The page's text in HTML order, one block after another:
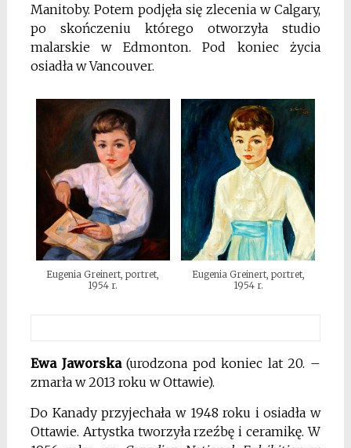
Manitoby. Potem podjęła się zlecenia w Calgary,
po skończeniu którego otworzyła studio
malarskie w Edmonton. Pod koniec życia
osiadła w Vancouver.
Eugenia Greinert, portret,
1954 r.
Eugenia Greinert, portret,
1954 r.
Ewa Jaworska(urodzona pod koniec lat 20. –
zmarła w 2013 roku w Ottawie).
Do Kanadyprzyjechała w 1948 roku i osiadła w
Ottawie. Artystka tworzyła rzeźbę i ceramikę. W